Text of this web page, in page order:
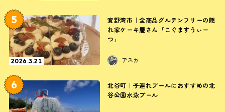
5
2026.3.21
宜野湾市｜全商品グルテンフリーの隠
れ家ケーキ屋さん「こぐますうぃー
つ」
アスカ
6
北谷町｜子連れプールにおすすめの北
谷公園水泳プール